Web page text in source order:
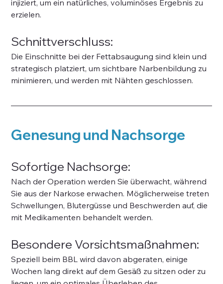
injiziert, um ein natürliches, voluminöses Ergebnis zu
erzielen.
Schnittverschluss:
Die Einschnitte bei der Fettabsaugung sind klein und
strategisch platziert, um sichtbare Narbenbildung zu
minimieren, und werden mit Nähten geschlossen.
Genesung und Nachsorge
Sofortige Nachsorge:
Nach der Operation werden Sie überwacht, während
Sie aus der Narkose erwachen. Möglicherweise treten
Schwellungen, Blutergüsse und Beschwerden auf, die
mit Medikamenten behandelt werden.
Besondere Vorsichtsmaßnahmen:
Speziell beim BBL wird davon abgeraten, einige
Wochen lang direkt auf dem Gesäß zu sitzen oder zu